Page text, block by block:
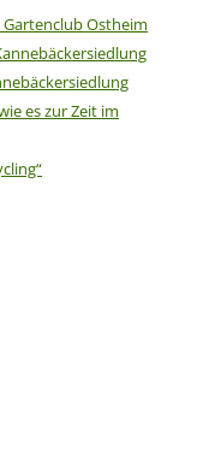
Ostheim
es zur Zeit im